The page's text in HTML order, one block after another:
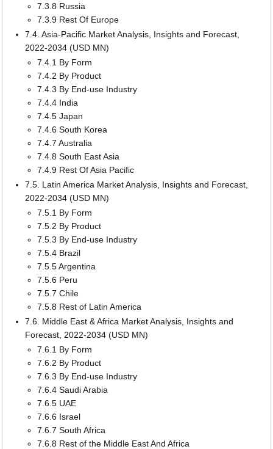
7.3.8 Russia
7.3.9 Rest Of Europe
7.4. Asia-Pacific Market Analysis, Insights and Forecast,
2022-2034 (USD MN)
7.4.1 By Form
7.4.2 By Product
7.4.3 By End-use Industry
7.4.4 India
7.4.5 Japan
7.4.6 South Korea
7.4.7 Australia
7.4.8 South East Asia
7.4.9 Rest Of Asia Pacific
7.5. Latin America Market Analysis, Insights and Forecast,
2022-2034 (USD MN)
7.5.1 By Form
7.5.2 By Product
7.5.3 By End-use Industry
7.5.4 Brazil
7.5.5 Argentina
7.5.6 Peru
7.5.7 Chile
7.5.8 Rest of Latin America
7.6. Middle East & Africa Market Analysis, Insights and
Forecast, 2022-2034 (USD MN)
7.6.1 By Form
7.6.2 By Product
7.6.3 By End-use Industry
7.6.4 Saudi Arabia
7.6.5 UAE
7.6.6 Israel
7.6.7 South Africa
7.6.8 Rest of the Middle East And Africa